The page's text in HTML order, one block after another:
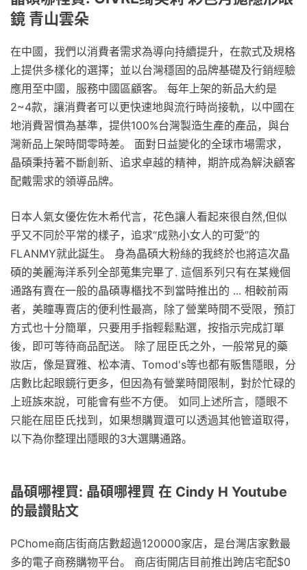
鏡 青山雲朵
在中國，我們以消費者需求為導向持續提升，在款式及規格
上提供多樣化的選擇；並以台灣穩固的品牌基礎及行銷經驗
應用至中國，服務中國區顧客。 每年上架的新品大約是
2~4款，讓消費者可以更快速地與流行時尚接軌，以中國在
地消費習慣為基準，提供100%台灣製造生產的產品，與台
灣新品上架時間零時差。 面對日益變化的全球市場需求，
晶碩秉持著不斷創新、追求卓越的精神，期許成為解決顧客
配戴需求的領導品牌。
日本人氣女優佐佐木希代言，花色讓人看起來很自然,但似
乎又不同於平常的樣子，追求“成熟小女人的可愛”的
FLANMY就此誕生。 身為晶碩大粉絲的我終於也將這次晶
碩的美麗海洋系列全部蒐集完畢了. 這個系列只有在某幾個
通路有賣在一般的晶碩專櫃找不到當時推出的 ... 相較前兩
者，美瞳專賣店的便利性最高，除了營業時間不受限，預訂
方式也十分簡單，只要用手指輕鬆點選，按指示完成訂單
後，即可等待商品配送。 除了屈臣氏之外，一般常見的藥
妝店，像是寶雅、松本清、Tomod's等也都有販售隱眼，分
店數比起眼鏡行更多，但因為有營業時間限制，對於忙碌的
上班族來說，可能會有些不方便。 如同上述所言，隱眼不
只能在屈臣氏找到，如果想購買還可以透過其他管道取得，
以下為你整理出隱眼的3大選購通路。
晶碩哪裡買: 晶碩哪裡買 在 Cindy H Youtube
的最讚貼文
PChome商店街商店數超過120000家店，是台灣店家數最
多的電子商務購物平台。 商店街開店目前推出跨店宅配$0